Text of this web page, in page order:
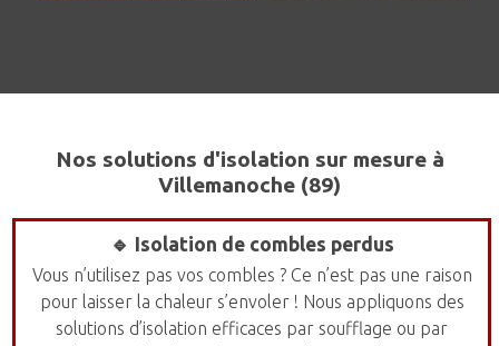
Nos solutions d'isolation sur mesure à
Villemanoche (89)
🔹 Isolation de combles perdus
Vous n’utilisez pas vos combles ? Ce n’est pas une raison
pour laisser la chaleur s’envoler ! Nous appliquons des
solutions d’isolation efficaces par soufflage ou par